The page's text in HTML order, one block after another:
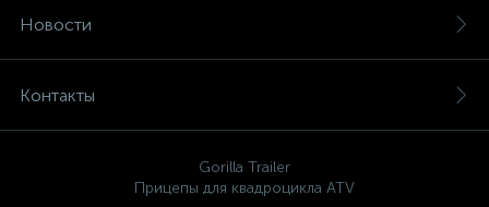
Новости
Контакты
Gorilla Trailer
Прицепы для квадроцикла ATV